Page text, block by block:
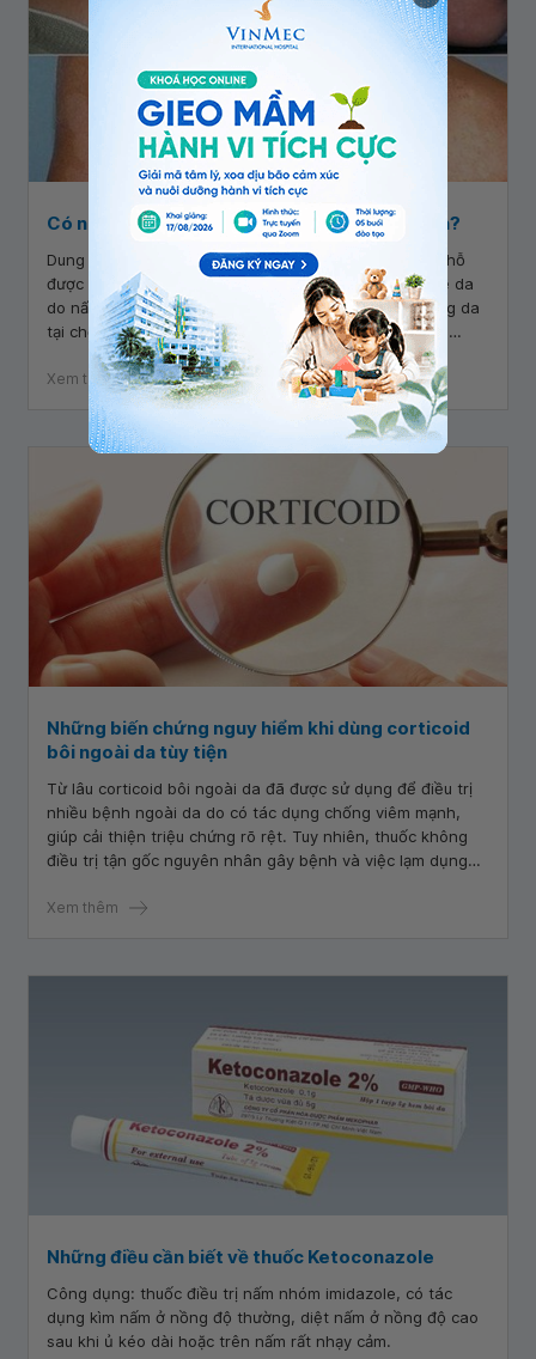
Có nên dùng dung dịch ASA để chữa lang ben?
Dung dịch ASA là một trong những loại thuốc bôi tại chỗ
được dùng để chữa bệnh lang ben và một số bệnh về da
do nấm gây ra. Dung dịch này có thể gây gây kích ứng da
tại chỗ, bỏng và lột da...không nên dùng trên diện da
rộng, vùng da mỏng, nhạy cảm.
Xem thêm
Những biến chứng nguy hiểm khi dùng corticoid
bôi ngoài da tùy tiện
Từ lâu corticoid bôi ngoài da đã được sử dụng để điều trị
nhiều bệnh ngoài da do có tác dụng chống viêm mạnh,
giúp cải thiện triệu chứng rõ rệt. Tuy nhiên, thuốc không
điều trị tận gốc nguyên nhân gây bệnh và việc lạm dụng
Xem thêm
Những điều cần biết về thuốc Ketoconazole
Công dụng: thuốc điều trị nấm nhóm imidazole, có tác
dụng kìm nấm ở nồng độ thường, diệt nấm ở nồng độ cao
sau khi ủ kéo dài hoặc trên nấm rất nhạy cảm.